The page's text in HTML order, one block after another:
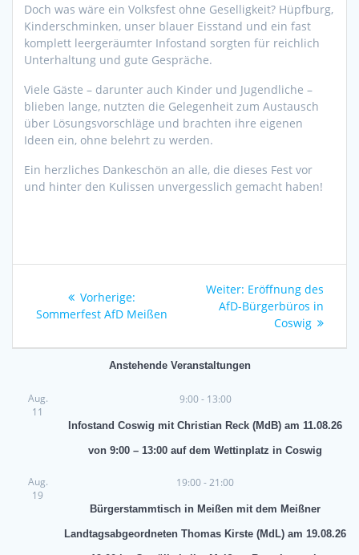
Doch was wäre ein Volksfest ohne Geselligkeit? Hüpfburg,
Kinderschminken, unser blauer Eisstand und ein fast
komplett leergeräumter Infostand sorgten für reichlich
Unterhaltung und gute Gespräche.
Viele Gäste – darunter auch Kinder und Jugendliche –
blieben lange, nutzten die Gelegenheit zum Austausch
über Lösungsvorschläge und brachten ihre eigenen
Ideen ein, ohne belehrt zu werden.
Ein herzliches Dankeschön an alle, die dieses Fest vor
und hinter den Kulissen unvergesslich gemacht haben!
Beitragsnavigation
Vorherige:Vorheriger
Beitrag:
Sommerfest AfD Meißen
Weiter: Nächster
Beitrag:
Eröffnung des
AfD-Bürgerbüros in
Coswig
Anstehende Veranstaltungen
Aug.
11
9:00- 13:00
Infostand Coswig mit Christian Reck (MdB) am 11.08.26
von 9:00 – 13:00 auf dem Wettinplatz in Coswig
Aug.
19
19:00-21:00
Bürgerstammtisch in Meißen mit dem Meißner
Landtagsabgeordneten Thomas Kirste (MdL) am 19.08.26